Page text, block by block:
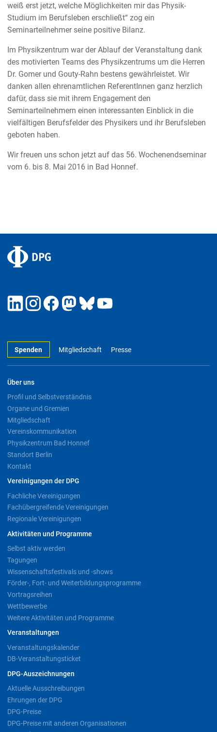
weiß erst jetzt, welche Möglichkeiten mir das Physik-
Studium im Berufsleben erschließt“ zog ein
Seminarteilnehmer seine positive Bilanz.
Im Physikzentrum war der Ablauf der Veranstaltung dank
des motivierten Teams des Physikzentrums um die Herren
Dr. Gomer und Gouty-Rahn bestens gewährleistet. Wir
danken allen ehrenamtlichen ReferentInnen ganz herzlich
dafür, dass sie mit ihrem Engagement den
Seminarteilnehmern einen interessanten Einblick in die
vielfältigen Berufsfelder des Physikers und ihr Berufsleben
geboten haben.
Wir freuen uns schon jetzt auf das 56. Wochenendseminar
vom 6. bis 8. Mai 2016 in Bad Honnef.
Spenden Mitgliedschaft Presse
Über uns
Profil und Selbstverständnis
Organe und Gremien
Mitgliedschaft
Vereinskommunikation
Physikzentrum Bad Honnef
Standort Berlin
Kontakt
Vereinigungen der DPG
Fachliche Vereinigungen
Fachübergreifende Vereinigungen
Regionale Vereinigungen
Aktivitäten und Programme
Selbst aktiv werden
Tagungen
Wissenschaftsfestivals und -shows
Förder-, Fort- und Weiterbildungsprogramme
Vortragsreihen
Wettbewerbe
Weitere Aktivitäten und Programme
Veranstaltungen
Veranstaltungskalender
DB-Veranstaltungsticket
DPG-Auszeichnungen
Aktuelle Ausschreibungen
Ehrungen der DPG
DPG-Preise
DPG-Preise mit anderen Organisationen